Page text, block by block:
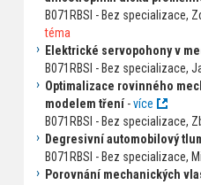
B071RBSI - Bez specializace,
téma
Elektrické servopohony v
B071RBSI - Bez specializace,
Optimalizace rovinného
modelem tření-více
B071RBSI - Bez specializace,
Degresivní automobilový
B071RBSI - Bez specializace,
Porovnání mechanických